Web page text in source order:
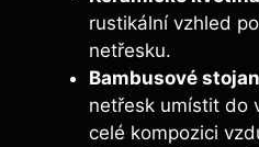
rustikální vzhled
netřesku.
Bambusové
netřesk umístit ⁣do
celé kompozici